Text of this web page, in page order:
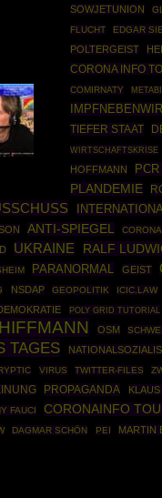
SOWJETUNION
FLUCHT
EDGAR
POLTERGEIST
CORONA INFO
COMIRNATY
TIEFER STAAT
WIRTSCHAFTSKRISE
HOFFMANN
PLANDEMIE
ANTI-SPIEGEL
UKRAINE RALF
PARANORMAL GEIST
NSDAP GEOPOLITIK ICIC.LAW
POLY GRID TUTORIAL
OSM
TAGES
VIRUS TWITTER-FILES
PROPAGANDA
FAUCI CORONAINFO
DAGMAR SCHÖN PEI MARTIN